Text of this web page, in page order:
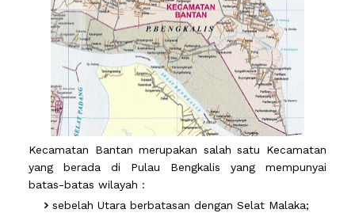
Kecamatan Bantan merupakan salah satu Kecamatan
yang berada di Pulau Bengkalis yang mempunyai
batas-batas wilayah :
sebelah Utara berbatasan dengan Selat Malaka;